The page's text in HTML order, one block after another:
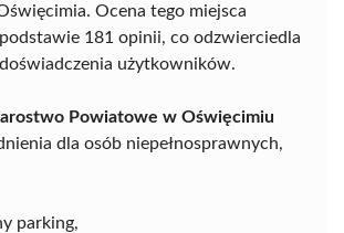
Ocena tego miejsca
181 opinii, co odzwierciedla
użytkowników.
Powiatowe w Oświęcimiu
dla osób niepełnosprawnych,
parking,